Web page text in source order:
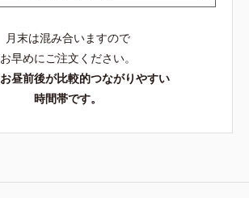
月末は混み合いますので
お早めにご注文ください。
昼前後が比較的つながりやすい
時間帯です。